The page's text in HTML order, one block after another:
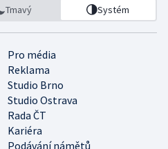
Tmavý Systém
Pro média
Reklama
Studio Brno
Studio Ostrava
Rada ČT
Kariéra
Podávání námětů